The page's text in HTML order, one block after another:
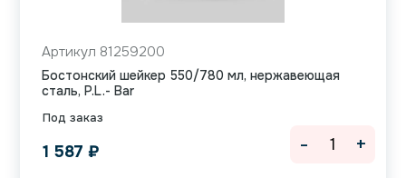
Под заказ
Артикул 81259200
Бостонский шейкер 550/780 мл, нержавеющая
сталь, P.L.- Bar
1 587 ₽ - +